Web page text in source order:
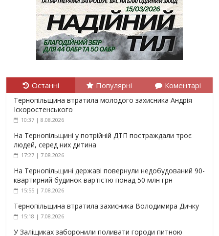
Останні Популярні Коментарі
Тернопільщина втратила молодого захисника Андрія
Іскоростенського
10:37 | 8.08.2026
На Тернопільщині у потрійній ДТП постраждали троє
людей, серед них дитина
17:27 | 7.08.2026
На Тернопільщині державі повернули недобудований 90-
квартирний будинок вартістю понад 50 млн грн
15:55 | 7.08.2026
Тернопільщина втратила захисника Володимира Дичку
15:18 | 7.08.2026
У Заліщиках заборонили поливати городи питною